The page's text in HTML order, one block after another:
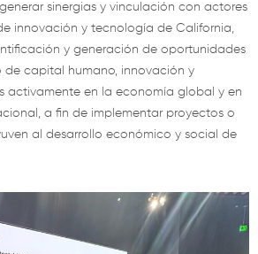
sinergias y vinculación con actores
innovación y tecnología de California,
y generación de oportunidades
de capital humano, innovación y
activamente en la economía global y en
a fin de implementar proyectos o
al desarrollo económico y social de